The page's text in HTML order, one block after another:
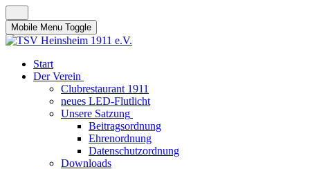
Mobile Menu Toggle
Start
Der Verein
Clubrestaurant 1911
neues LED-Flutlicht
Unsere Satzung
Beitragsordnung
Ehrenordnung
Datenschutzordnung
Downloads